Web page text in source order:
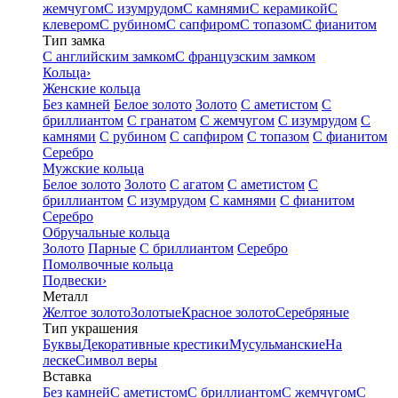
жемчугомС изумрудомС камнямиС керамикойС
клеверомС рубиномС сапфиромС топазомС фианитом
Тип замка
С английским замкомС французским замком
Кольца›
Женские кольца
Без камней Белое золото Золото С аметистом С
бриллиантом С гранатом С жемчугом С изумрудом С
камнями С рубином С сапфиром С топазом С фианитом
Серебро
Мужские кольца
Белое золото Золото С агатом С аметистом С
бриллиантом С изумрудом С камнями С фианитом
Серебро
Обручальные кольца
Золото Парные С бриллиантом Серебро
Помолвочные кольца
Подвески›
Металл
Желтое золотоЗолотыеКрасное золотоСеребряные
Тип украшения
БуквыДекоративные крестикиМусульманскиеНа
лескеСимвол веры
Вставка
Без камнейС аметистомС бриллиантомС жемчугомС